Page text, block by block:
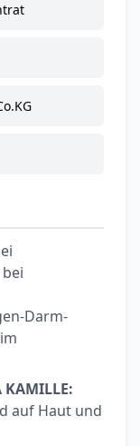
Darm-
KAMILLE:
auf Haut und